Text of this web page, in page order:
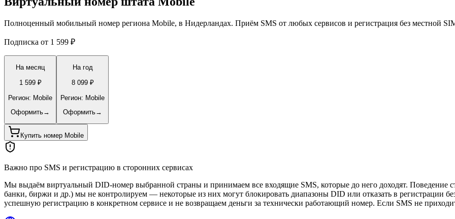
Полноценный мобильный номер региона Mobile, в Нидерландах. Приём SMS от любых сервисов и регистрация без местной
Подписка от 1 599 ₽
На месяц
1 599 ₽
Регион: Mobile
Оформить→
На год
8 099 ₽
Регион: Mobile
Оформить→
Купить номер Mobile
Важно про SMS и регистрацию в сторонних сервисах
Мы выдаём виртуальный DID-номер выбранной страны и принимаем все входящие SMS, которые до него доходят. Поведение
банки, биржи и др.) мы не контролируем — некоторые из них могут блокировать диапазоны DID или отказать в регистрации
успешную регистрацию в конкретном сервисе и не возвращаем деньги за технически работающий номер. Если SMS не